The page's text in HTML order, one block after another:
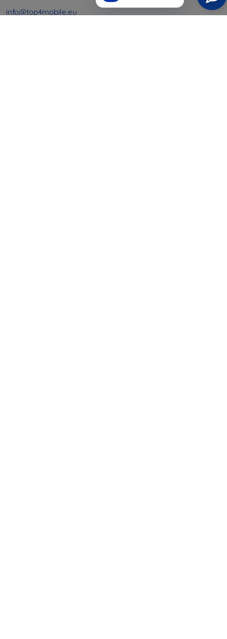
info@top4mobile.eu